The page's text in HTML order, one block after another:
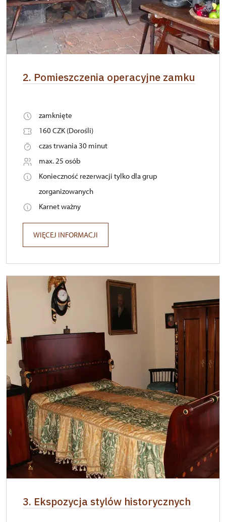
2. Pomieszczenia operacyjne zamku
zamknięte
160 CZK (Dorośli)
czas trwania 30 minut
max. 25 osób
Konieczność rezerwacji tylko dla grup
zorganizowanych
Karnet ważny
WIĘCEJ INFORMACJI
3. Ekspozycja stylów historycznych